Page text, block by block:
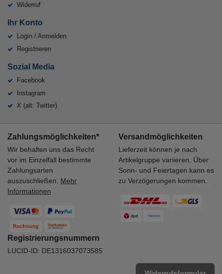
Widerruf
Ihr Konto
Login / Anmelden
Registrieren
Sozial Media
Facebook
Instagram
X (alt: Twitter)
Zahlungsmöglichkeiten*
Wir behalten uns das Recht
vor im Einzelfall bestimmte
Zahlungsarten
auszuschließen. Mehr
Informationen
Versandmöglichkeiten
Lieferzeit können je nach
Artikelgruppe variieren. Über
Sonn- und Feiertagen kann es
zu Verzögerungen kommen.
Registrierungsnummern
LUCID-ID: DE1316037073585